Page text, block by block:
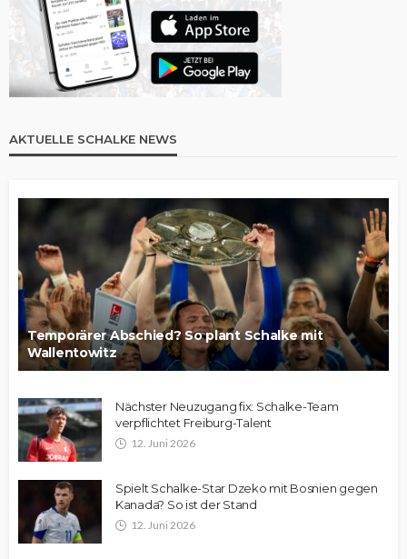
AKTUELLE SCHALKE NEWS
Temporärer Abschied? So plant Schalke mit
Wallentowitz
Nächster Neuzugang fix: Schalke-Team
verpflichtet Freiburg-Talent
12. Juni 2026
Spielt Schalke-Star Dzeko mit Bosnien gegen
Kanada? So ist der Stand
12. Juni 2026